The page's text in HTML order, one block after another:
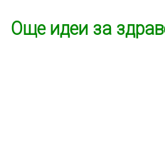
Още идеи за